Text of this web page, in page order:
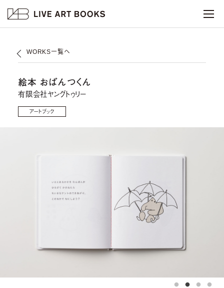
WORKS一覧へ
絵本 おぱんつくん
有限会社ヤングトゥリー
アートブック